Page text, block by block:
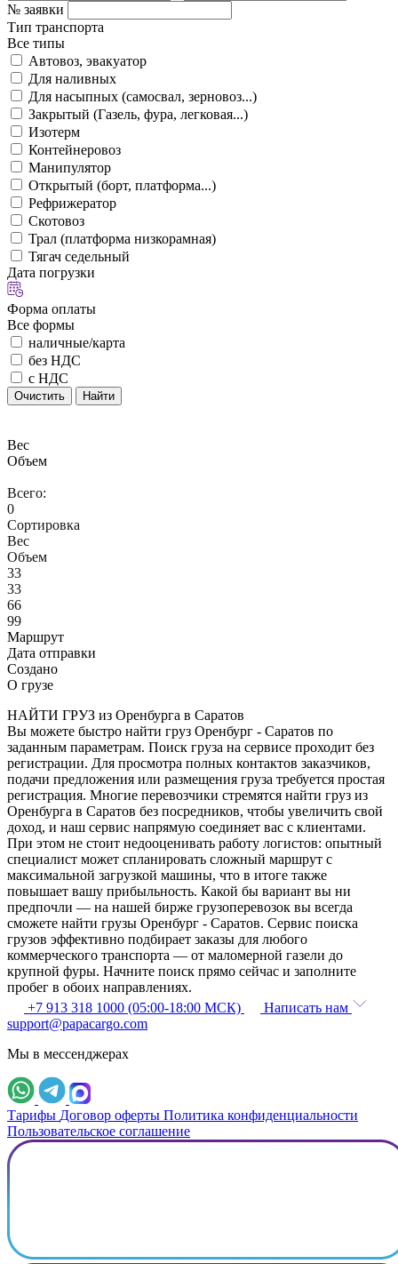
№ заявки
Тип транспорта
Все типы
Автовоз, эвакуатор
Для наливных
Для насыпных (самосвал, зерновоз...)
Закрытый (Газель, фура, легковая...)
Изотерм
Контейнеровоз
Манипулятор
Открытый (борт, платформа...)
Рефрижератор
Скотовоз
Трал (платформа низкорамная)
Тягач седельный
Дата погрузки
Форма оплаты
Все формы
наличные/карта
без НДС
с НДС
Очистить Найти
Вес
Объем
Всего:
0
Сортировка
Вес
Объем
33
33
66
99
Маршрут
Дата отправки
Создано
О грузе
НАЙТИ ГРУЗ из Оренбурга в Саратов
Вы можете быстро найти груз Оренбург - Саратов по
заданным параметрам. Поиск груза на сервисе проходит без
регистрации. Для просмотра полных контактов заказчиков,
подачи предложения или размещения груза требуется простая
регистрация. Многие перевозчики стремятся найти груз из
Оренбурга в Саратов без посредников, чтобы увеличить свой
доход, и наш сервис напрямую соединяет вас с клиентами.
При этом не стоит недооценивать работу логистов: опытный
специалист может спланировать сложный маршрут с
максимальной загрузкой машины, что в итоге также
повышает вашу прибыльность. Какой бы вариант вы ни
предпочли — на нашей бирже грузоперевозок вы всегда
сможете найти грузы Оренбург - Саратов. Сервис поиска
грузов эффективно подбирает заказы для любого
коммерческого транспорта — от маломерной газели до
крупной фуры. Начните поиск прямо сейчас и заполните
пробег в обоих направлениях.
+7 913 318 1000 (05:00-18:00 МСК)
Написать нам
support@papacargo.com
Мы в мессенджерах
Тарифы Договор оферты Политика конфиденциальности
Пользовательское соглашение